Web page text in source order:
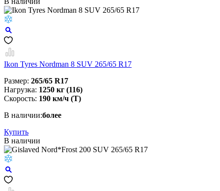
Ikon Tyres Nordman 8 SUV 265/65 R17
Размер: 265/65 R17
Нагрузка: 1250 кг (116)
Скорость: 190 км/ч (T)
В наличии:более
Купить
В наличии